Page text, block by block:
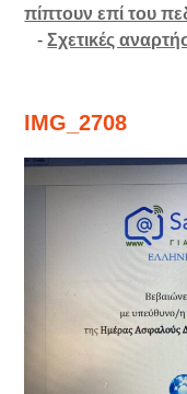
πίπτουν επί του
-Σχετικές
IMG_2708